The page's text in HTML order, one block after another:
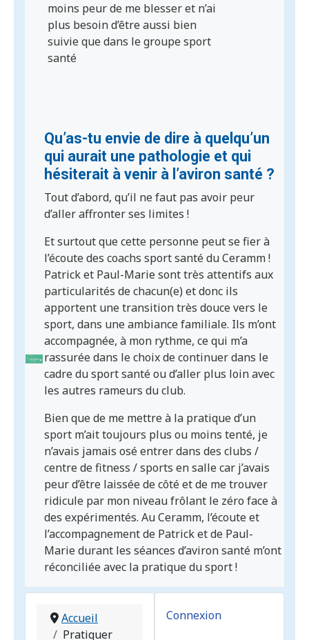
moins peur de me blesser et n’ai
plus besoin d’être aussi bien
suivie que dans le groupe sport
santé
Qu’as-tu envie de dire à quelqu’un
qui aurait une pathologie et qui
hésiterait à venir à l’aviron santé ?
Tout d’abord, qu’il ne faut pas avoir peur
d’aller affronter ses limites !
Et surtout que cette personne peut se fier à
l’écoute des coachs sport santé du Ceramm !
Patrick et Paul-Marie sont très attentifs aux
particularités de chacun(e) et donc ils
apportent une transition très douce vers le
sport, dans une ambiance familiale. Ils m’ont
accompagnée, à mon rythme, ce qui m’a
rassurée dans le choix de continuer dans le
cadre du sport santé ou d’aller plus loin avec
les autres rameurs du club.
Bien que de me mettre à la pratique d’un
sport m’ait toujours plus ou moins tenté, je
n’avais jamais osé entrer dans des clubs /
centre de fitness / sports en salle car j’avais
peur d’être laissée de côté et de me trouver
ridicule par mon niveau frôlant le zéro face à
des expérimentés. Au Ceramm, l’écoute et
l’accompagnement de Patrick et de Paul-
Marie durant les séances d’aviron santé m’ont
réconciliée avec la pratique du sport !
Accueil
Pratiquer
Connexion